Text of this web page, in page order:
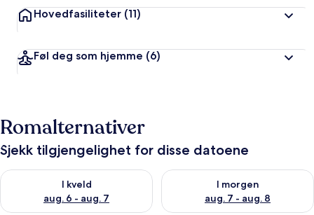
v
i
Hovedfasiliteter (11)
Føl deg som hjemme (6)
Romalternativer
Sjekk tilgjengelighet for disse datoene
I kveld
aug. 6 - aug. 7
Sjekk tilgjengelighet for i kveld, aug. 6 - aug. 7
I morgen
aug. 7 - aug. 8
Sjekk tilgjengelighet for i